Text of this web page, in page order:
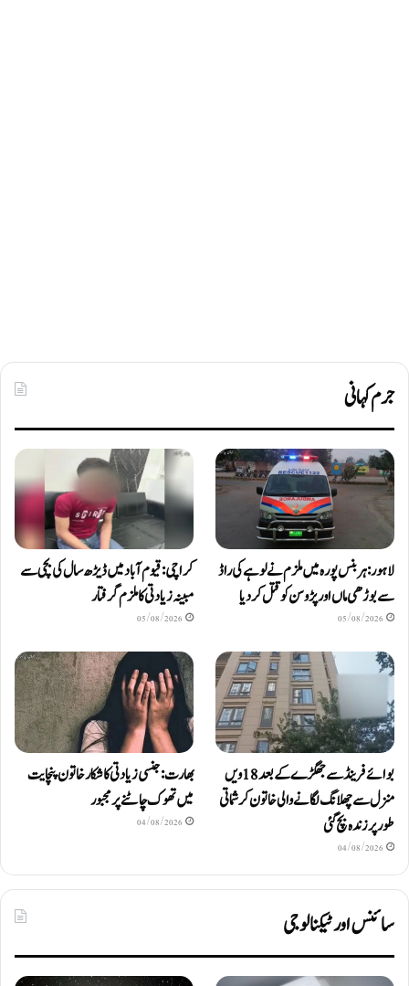
جرم کہانی
لاہور: ہربنس پورہ میں ملزم نے لوہے کی راڈ
سے بوڑھی ماں اور پڑوسن کو قتل کر دیا
05/08/2026
کراچی: قیوم آباد میں ڈیڑھ سال کی بچی سے
مبینہ زیادتی کا ملزم گرفتار
05/08/2026
بوائے فرینڈ سے جھگڑے کے بعد 18 ویں
منزل سے چھلانگ لگانے والی خاتون کرشماتی
طور پر زندہ بچ گئی
04/08/2026
بھارت: جنسی زیادتی کا شکار خاتون پنچایت
میں تھوک چاٹنے پر مجبور
04/08/2026
سائنس اور ٹیکنالوجی